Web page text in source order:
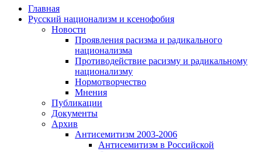
Главная
Русский национализм и ксенофобия
Новости
Проявления расизма и радикального
национализма
Противодействие расизму и радикальному
национализму
Нормотворчество
Мнения
Публикации
Документы
Архив
Антисемитизм 2003-2006
Антисемитизм в Российской